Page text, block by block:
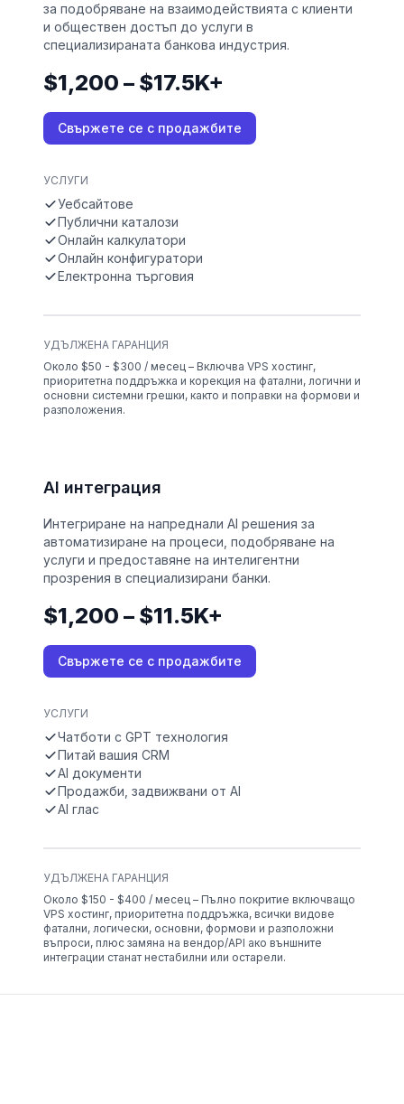
за подобряване на взаимодействията с клиенти
и обществен достъп до услуги в
специализираната банкова индустрия.
$1,200 – $17.5K+
Свържете се с продажбите
УСЛУГИ
Уебсайтове
Публични каталози
Онлайн калкулатори
Онлайн конфигуратори
Електронна търговия
УДЪЛЖЕНА ГАРАНЦИЯ
Около $50 - $300 / месец – Включва VPS хостинг,
приоритетна поддръжка и корекция на фатални, логични и
основни системни грешки, както и поправки на формови и
разположения.
AI интеграция
Интегриране на напреднали AI решения за
автоматизиране на процеси, подобряване на
услуги и предоставяне на интелигентни
прозрения в специализирани банки.
$1,200 – $11.5K+
Свържете се с продажбите
УСЛУГИ
Чатботи с GPT технология
Питай вашия CRM
AI документи
Продажби, задвижвани от AI
AI глас
УДЪЛЖЕНА ГАРАНЦИЯ
Около $150 - $400 / месец – Пълно покритие включващо
VPS хостинг, приоритетна поддръжка, всички видове
фатални, логически, основни, формови и разположни
въпроси, плюс замяна на вендор/API ако външните
интеграции станат нестабилни или остарели.